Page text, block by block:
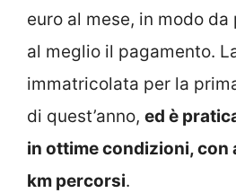
euro al mese, in modo
al meglio il pagamento.
immatricolata per la
di quest’anno, ed è
in ottime condizioni, con
km percorsi.